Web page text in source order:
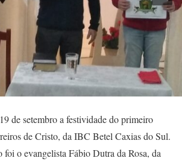
de setembro a festividade do primeiro
de Cristo, da IBC Betel Caxias do Sul.
foi o evangelista Fábio Dutra da Rosa, da